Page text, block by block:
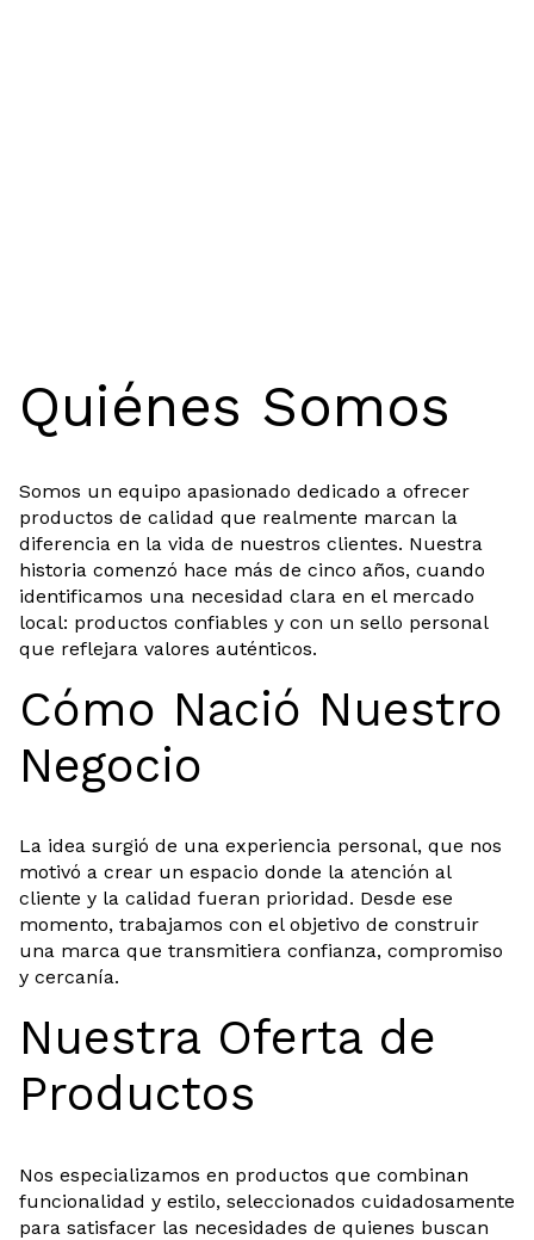
Quiénes Somos
Somos un equipo apasionado dedicado a ofrecer
productos de calidad que realmente marcan la
diferencia en la vida de nuestros clientes. Nuestra
historia comenzó hace más de cinco años, cuando
identificamos una necesidad clara en el mercado
local: productos confiables y con un sello personal
que reflejara valores auténticos.
Cómo Nació Nuestro
Negocio
La idea surgió de una experiencia personal, que nos
motivó a crear un espacio donde la atención al
cliente y la calidad fueran prioridad. Desde ese
momento, trabajamos con el objetivo de construir
una marca que transmitiera confianza, compromiso
y cercanía.
Nuestra Oferta de
Productos
Nos especializamos en productos que combinan
funcionalidad y estilo, seleccionados cuidadosamente
para satisfacer las necesidades de quienes buscan